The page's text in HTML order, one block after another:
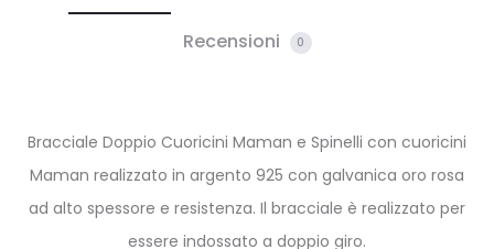
Recensioni 0
Bracciale Doppio Cuoricini Maman e Spinelli con cuoricini
Maman realizzato in argento 925 con galvanica oro rosa
ad alto spessore e resistenza. Il bracciale è realizzato per
essere indossato a doppio giro.